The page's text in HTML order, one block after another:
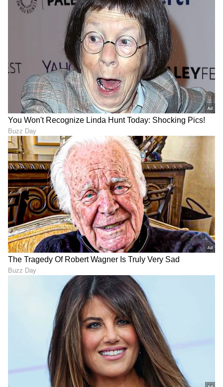
ಅಳವಡಿಸಿಕೊಳ್ಳುತ್ತಾ ಅಮರತ್ವವನ್ನು ಪಡೆಯೋಣ.
ಅದರಲ್ಲಿಯೇ ನಮ್ಮ ಮತ್ತು ವಿಶ್ವದ ಶಾಂತಿ ಅಡಗಿದೆ.